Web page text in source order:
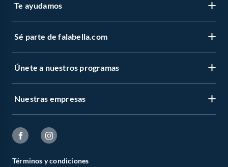
Te ayudamos
Sé parte de falabella.com
Únete a nuestros programas
Nuestras empresas
Términos y condiciones